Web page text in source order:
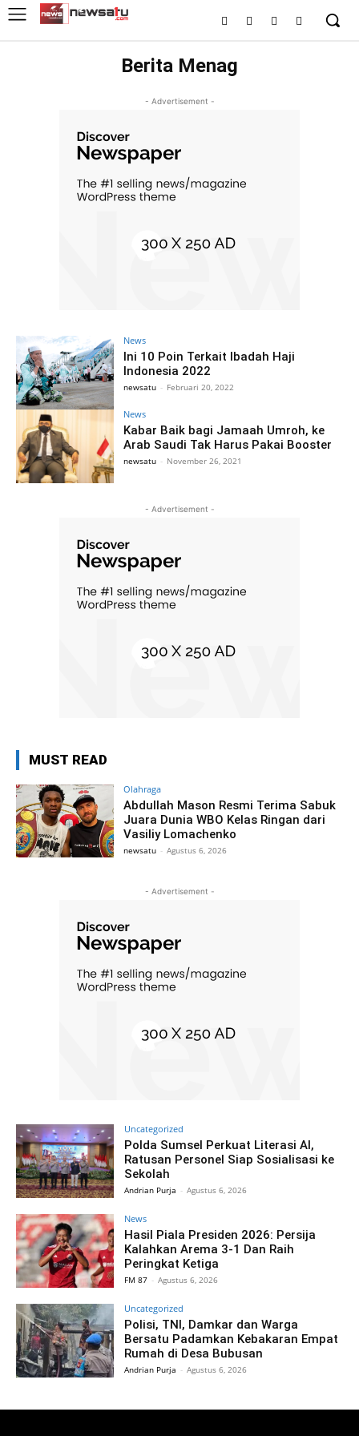
Berita Menag
- Advertisement -
News
Ini 10 Poin Terkait Ibadah Haji
Indonesia 2022
newsatu - Februari 20, 2022
News
Kabar Baik bagi Jamaah Umroh, ke
Arab Saudi Tak Harus Pakai Booster
newsatu - November 26, 2021
- Advertisement -
MUST READ
Olahraga
Abdullah Mason Resmi Terima Sabuk
Juara Dunia WBO Kelas Ringan dari
Vasiliy Lomachenko
newsatu - Agustus 6, 2026
- Advertisement -
Uncategorized
Polda Sumsel Perkuat Literasi AI,
Ratusan Personel Siap Sosialisasi ke
Sekolah
Andrian Purja - Agustus 6, 2026
News
Hasil Piala Presiden 2026: Persija
Kalahkan Arema 3-1 Dan Raih
Peringkat Ketiga
FM 87 - Agustus 6, 2026
Uncategorized
Polisi, TNI, Damkar dan Warga
Bersatu Padamkan Kebakaran Empat
Rumah di Desa Bubusan
Andrian Purja - Agustus 6, 2026